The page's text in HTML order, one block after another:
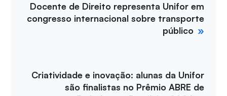
Docente de Direito representa Unifor em
congresso internacional sobre transporte
público
Criatividade e inovação: alunas da Unifor
são finalistas no Prêmio ABRE de